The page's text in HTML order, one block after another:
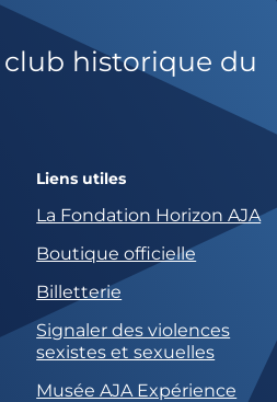
club historique du
Liens utiles
La Fondation Horizon AJA
Boutique officielle
Billetterie
Signaler des violences
sexistes et sexuelles
Musée AJA Expérience